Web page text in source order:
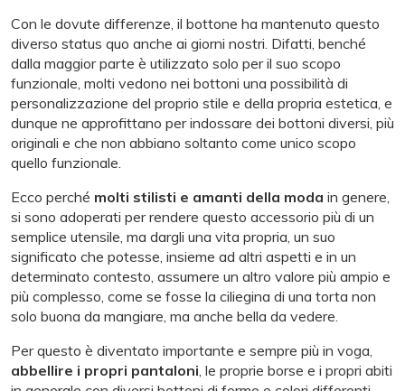
Con le dovute differenze, il bottone ha mantenuto questo
diverso status quo anche ai giorni nostri. Difatti, benché
dalla maggior parte è utilizzato solo per il suo scopo
funzionale, molti vedono nei bottoni una possibilità di
personalizzazione del proprio stile e della propria estetica, e
dunque ne approfittano per indossare dei bottoni diversi, più
originali e che non abbiano soltanto come unico scopo
quello funzionale.
Ecco perché molti stilisti e amanti della moda in genere,
si sono adoperati per rendere questo accessorio più di un
semplice utensile, ma dargli una vita propria, un suo
significato che potesse, insieme ad altri aspetti e in un
determinato contesto, assumere un altro valore più ampio e
più complesso, come se fosse la ciliegina di una torta non
solo buona da mangiare, ma anche bella da vedere.
Per questo è diventato importante e sempre più in voga,
abbellire i propri pantaloni, le proprie borse e i propri abiti